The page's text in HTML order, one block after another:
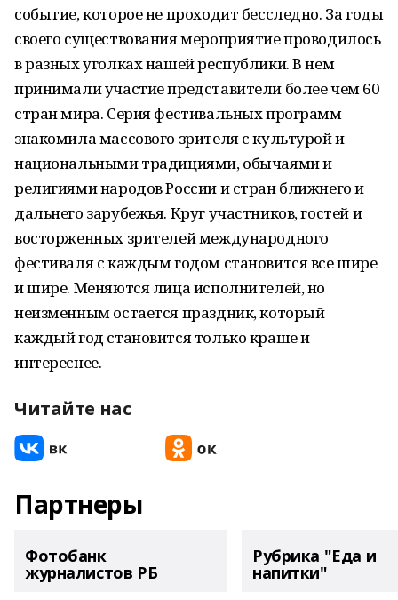
событие, которое не проходит бесследно. За годы
своего существования мероприятие проводилось
в разных уголках нашей республики. В нем
принимали участие представители более чем 60
стран мира. Серия фестивальных программ
знакомила массового зрителя с культурой и
национальными традициями, обычаями и
религиями народов России и стран ближнего и
дальнего зарубежья. Круг участников, гостей и
восторженных зрителей международного
фестиваля с каждым годом становится все шире
и шире. Меняются лица исполнителей, но
неизменным остается праздник, который
каждый год становится только краше и
интереснее.
Читайте нас
Партнеры
Фотобанк
журналистов РБ
Рубрика "Еда и
напитки"